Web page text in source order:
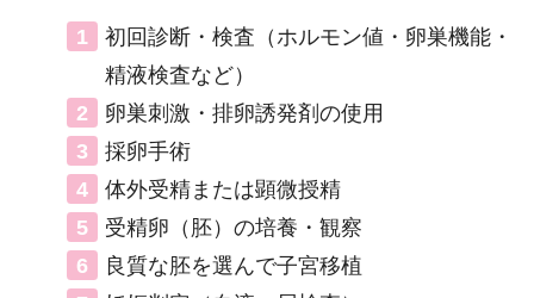
初回診断・検査（ホルモン値・卵巣機能・
精液検査など）
卵巣刺激・排卵誘発剤の使用
採卵手術
体外受精または顕微授精
受精卵（胚）の培養・観察
良質な胚を選んで子宮移植